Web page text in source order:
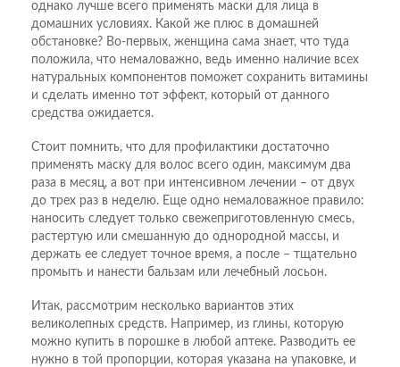
однако лучше всего применять маски для лица в
домашних условиях. Какой же плюс в домашней
обстановке? Во-первых, женщина сама знает, что туда
положила, что немаловажно, ведь именно наличие всех
натуральных компонентов поможет сохранить витамины
и сделать именно тот эффект, который от данного
средства ожидается.
Стоит помнить, что для профилактики достаточно
применять маску для волос всего один, максимум два
раза в месяц, а вот при интенсивном лечении – от двух
до трех раз в неделю. Еще одно немаловажное правило:
наносить следует только свежеприготовленную смесь,
растертую или смешанную до однородной массы, и
держать ее следует точное время, а после – тщательно
промыть и нанести бальзам или лечебный лосьон.
Итак, рассмотрим несколько вариантов этих
великолепных средств. Например, из глины, которую
можно купить в порошке в любой аптеке. Разводить ее
нужно в той пропорции, которая указана на упаковке, и